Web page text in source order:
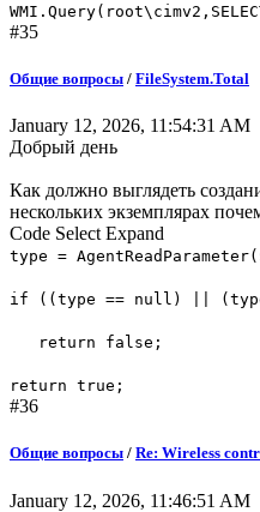
#35
Общие вопросы / FileSystem.Total
January 12, 2026, 11:54:31 AM
Добрый день
Как должно выглядеть
нескольких экземплярах
Code Select Expand
type =
if ((type == null) ||
return false;
return true;
#36
Общие вопросы / Re: Wireless
January 12, 2026, 11:46:51 AM